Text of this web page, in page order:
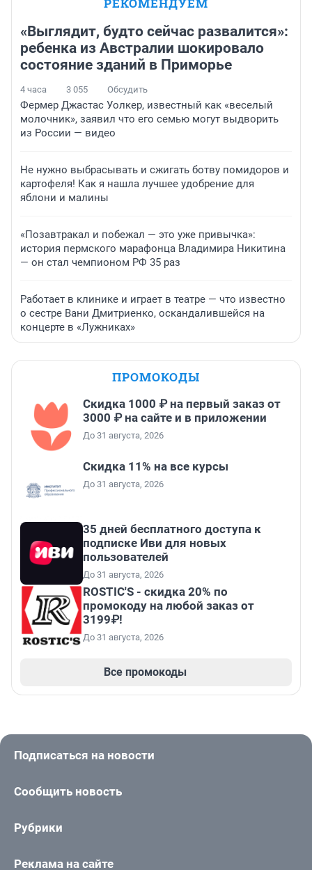
«Выглядит, будто сейчас развалится»:
ребенка из Австралии шокировало
состояние зданий в Приморье
4 часа 3 055 Обсудить
Фермер Джастас Уолкер, известный как «веселый
молочник», заявил что его семью могут выдворить
из России — видео
Не нужно выбрасывать и сжигать ботву помидоров и
картофеля! Как я нашла лучшее удобрение для
яблони и малины
«Позавтракал и побежал — это уже привычка»:
история пермского марафонца Владимира Никитина
— он стал чемпионом РФ 35 раз
Работает в клинике и играет в театре — что известно
о сестре Вани Дмитриенко, оскандалившейся на
концерте в «Лужниках»
ПРОМОКОДЫ
Скидка 1000 ₽ на первый заказ от
3000 ₽ на сайте и в приложении
До 31 августа, 2026
Скидка 11% на все курсы
До 31 августа, 2026
35 дней бесплатного доступа к
подписке Иви для новых
пользователей
До 31 августа, 2026
ROSTIC'S - скидка 20% по
промокоду на любой заказ от
3199₽!
До 31 августа, 2026
Все промокоды
Подписаться на новости
Сообщить новость
Рубрики
Реклама на сайте